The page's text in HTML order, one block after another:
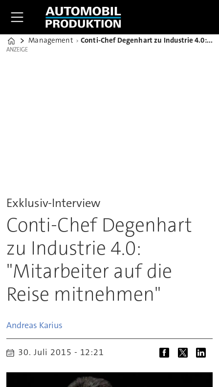
Home
Management Conti-Chef Degenhart zu Industrie 4.0: "Mitarbeiter auf die Reise mitnehmen"
ANZEIGE
ANZEIGE
Exklusiv-Interview
Conti-Chef Degenhart
zu Industrie 4.0:
"Mitarbeiter auf die
Reise mitnehmen"
Andreas Karius
30. Juli 2015 - 12:21